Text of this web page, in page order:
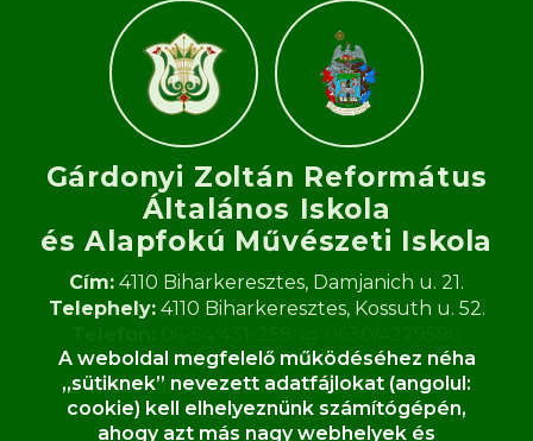
Gárdonyi Zoltán Református
Általános Iskola
és Alapfokú Művészeti Iskola​
Cím: 4110 Biharkeresztes, Damjanich u. 21.
Telephely:4110 Biharkeresztes, Kossuth u. 52.
Fax:06-54/431-258
E-mail:gardonyi.zoltan.iskola@gmail.com
OM:062933
A weboldal megfelelő működéséhez néha
„sütiknek” nevezett adatfájlokat (angolul:
cookie) kell elhelyeznünk számítógépén,
ahogy azt más nagy webhelyek és